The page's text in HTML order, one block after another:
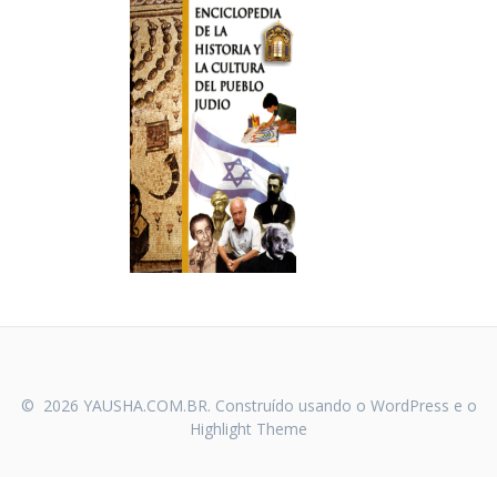
© 2026 YAUSHA.COM.BR. Construído usando o WordPress e o
Highlight Theme